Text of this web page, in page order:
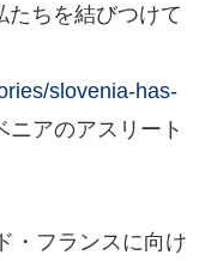
たちを結びつけて
slovenia-has-
ニアのアスリート
・フランスに向け